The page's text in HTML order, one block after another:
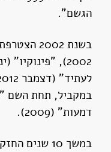
הגשם".
בשנת
לעתיד" (דצמבר 2012), אלבום האולפן החמישי והאחרון של הלהקה.
דמעות" (2009).
במשך 10